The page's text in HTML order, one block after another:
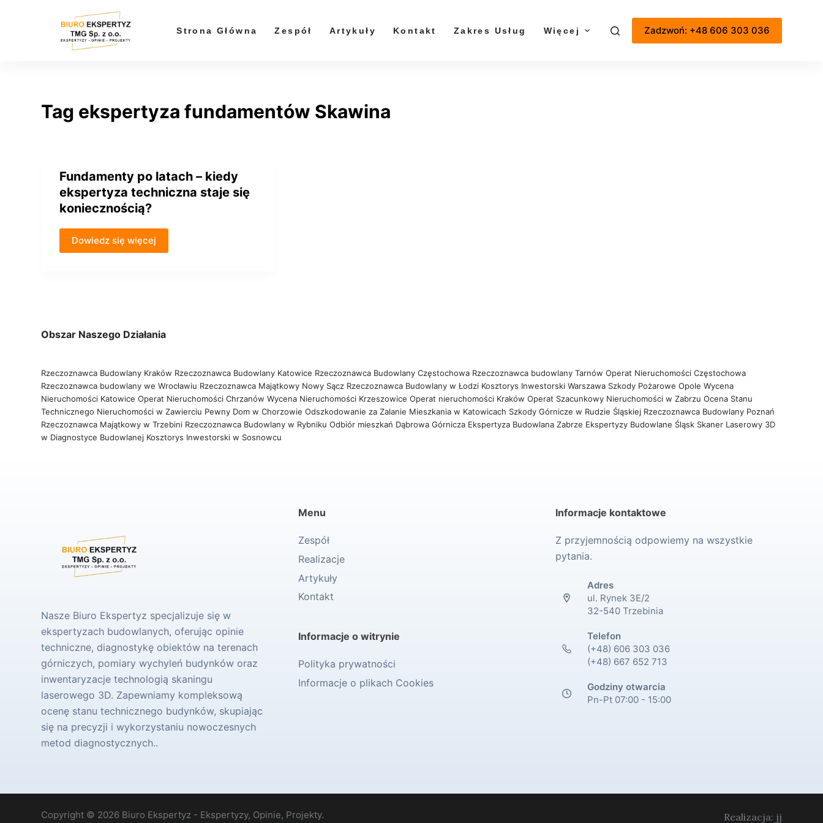
Strona Główna Zespół Artykuły Kontakt Zakres Usług Więcej Zadzwoń: +48 606 303 036
Tag ekspertyza fundamentów Skawina
Fundamenty po latach – kiedy
ekspertyza techniczna staje się
koniecznością?
Dowiedz się więcej
Obszar Naszego Działania
Rzeczoznawca Budowlany Kraków Rzeczoznawca Budowlany Katowice Rzeczoznawca Budowlany Częstochowa Rzeczoznawca budowlany Tarnów Operat Nieruchomości Częstochowa
Rzeczoznawca budowlany we Wrocławiu Rzeczoznawca Majątkowy Nowy Sącz Rzeczoznawca Budowlany w Łodzi Kosztorys Inwestorski Warszawa Szkody Pożarowe OpoleWycena
Nieruchomości Katowice Operat Nieruchomości Chrzanów Wycena Nieruchomości KrzeszowiceOperat nieruchomości Kraków Operat Szacunkowy Nieruchomości w ZabrzuOcena Stanu
Technicznego Nieruchomości w Zawierciu Pewny Dom w Chorzowie Odszkodowanie za Zalanie Mieszkania w Katowicach Szkody Górnicze w Rudzie Śląskiej Rzeczoznawca Budowlany Poznań
Rzeczoznawca Majątkowy w Trzebini Rzeczoznawca Budowlany w RybnikuOdbiór mieszkań Dąbrowa Górnicza Ekspertyza Budowlana Zabrze Ekspertyzy Budowlane Śląsk Skaner Laserowy 3D
w Diagnostyce Budowlanej Kosztorys Inwestorski w Sosnowcu
Nasze Biuro Ekspertyz specjalizuje się w
ekspertyzach budowlanych, oferując opinie
techniczne, diagnostykę obiektów na terenach
górniczych, pomiary wychyleń budynków oraz
inwentaryzacje technologią skaningu
laserowego 3D. Zapewniamy kompleksową
ocenę stanu technicznego budynków, skupiając
się na precyzji i wykorzystaniu nowoczesnych
metod diagnostycznych..
Menu
Zespół
Realizacje
Artykuły
Kontakt
Informacje o witrynie
Polityka prywatności
Informacje o plikach Cookies
Informacje kontaktowe
Z przyjemnością odpowiemy na wszystkie
pytania.
Adres
ul. Rynek 3E/2
32-540 Trzebinia
Telefon
(+48) 606 303 036
(+48) 667 652 713
Godziny otwarcia
Pn-Pt 07:00 - 15:00
Copyright © 2026 Biuro Ekspertyz - Ekspertyzy, Opinie, Projekty. Realizacja: jj